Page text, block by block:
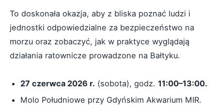
To doskonała okazja, aby z bliska poznać ludzi i
jednostki odpowiedzialne za bezpieczeństwo na
morzu oraz zobaczyć, jak w praktyce wyglądają
działania ratownicze prowadzone na Bałtyku.
27 czerwca 2026 r. (sobota), godz. 11:00–13:00.
Molo Południowe przy Gdyńskim Akwarium MIR.